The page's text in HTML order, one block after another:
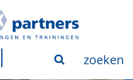
zoeken